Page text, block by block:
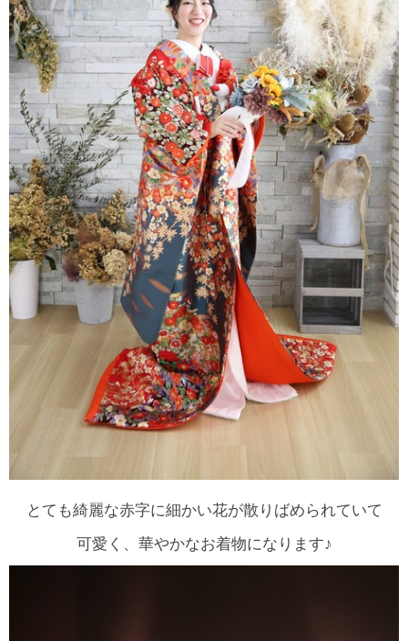
とても綺麗な赤字に細かい花が散りばめられていて
可愛く、華やかなお着物になります♪